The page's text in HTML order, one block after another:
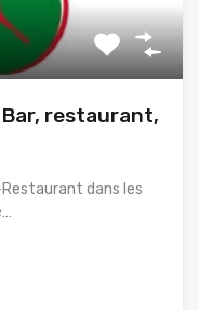
restaurant,
dans les